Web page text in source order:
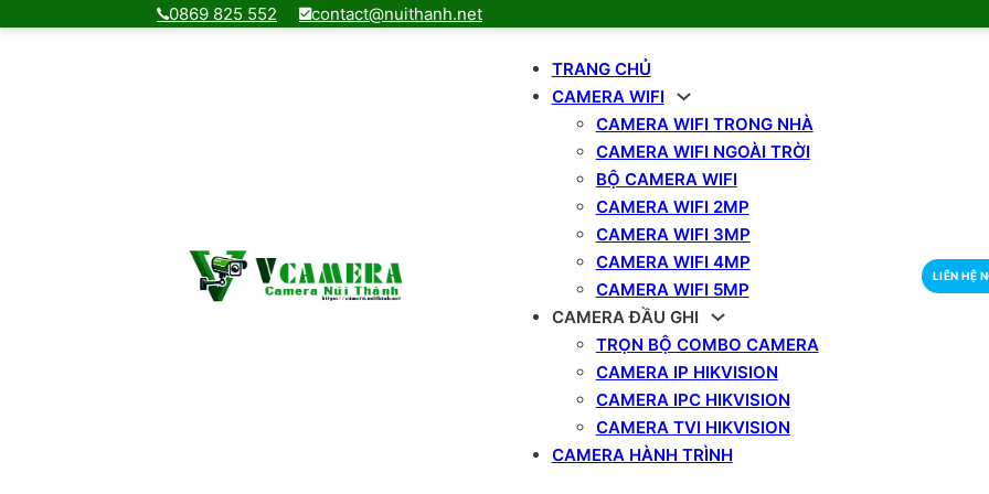
0869 825 552 contact@nuithanh.net
TRANG CHỦ
CAMERA WIFI
CAMERA WIFI TRONG NHÀ
CAMERA WIFI NGOÀI TRỜI
BỘ CAMERA WIFI
CAMERA WIFI 2MP
CAMERA WIFI 3MP
CAMERA WIFI 4MP
CAMERA WIFI 5MP
CAMERA ĐẦU GHI
TRỌN BỘ COMBO CAMERA
CAMERA IP HIKVISION
CAMERA IPC HIKVISION
CAMERA TVI HIKVISION
CAMERA HÀNH TRÌNH
LIÊN HỆ